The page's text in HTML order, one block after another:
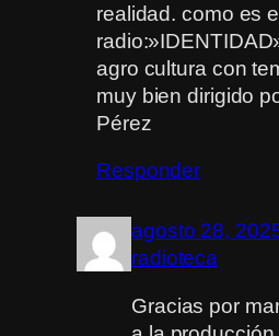
realidad. como es
agro cultura con
muy bien dirigido
Pérez
Responder
agosto 28,
radioteca
Gracias por